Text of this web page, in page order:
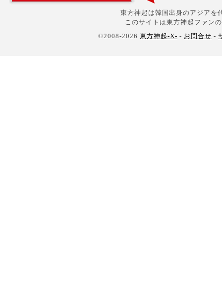
東方神起は韓国出身のアジアを
このサイトは東方神起ファン
©2008-2026 東方神起-X- - お問合せ -